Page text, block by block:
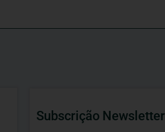
Subscrição Newsletter